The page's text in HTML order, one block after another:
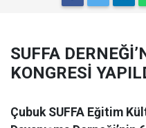
SUFFA
KONGRESİ
Çubuk SUFFA Eğitim